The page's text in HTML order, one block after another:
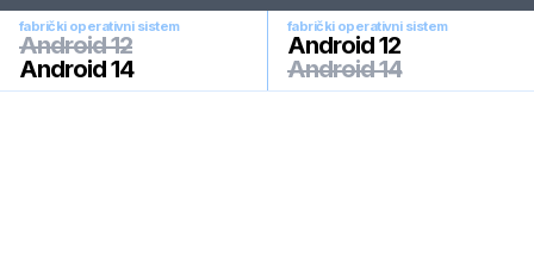
fabrički operativni sistem
Android 12
Android 14
fabrički operativni sistem
Android 12
Android 14